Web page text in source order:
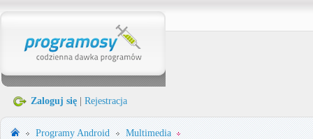
Zaloguj się Rejestracja
ProgramyAndroid Multimedia